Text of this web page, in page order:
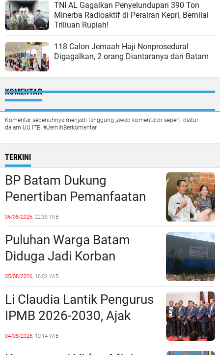
TNI AL Gagalkan Penyelundupan 390 Ton
Minerba Radioaktif di Perairan Kepri, Bernilai
Triliuan Rupiah!
118 Calon Jemaah Haji Nonprosedural
Digagalkan, 2 orang Diantaranya dari Batam
KOMENTAR
Komentar sepenuhnya menjadi tanggung jawab komentator seperti diatur
dalam UU ITE. #JernihBerkomentar
TERKINI
BP Batam Dukung
Penertiban Pemanfaatan
Ruang Laut Sesuai
Ketentuan Peraturan
Perundang-undangan
06/08/2026, 22:30 WIB
Puluhan Warga Batam
Diduga Jadi Korban
Penipuan Kavling Hingga
Miliaran Rupiah, Laporan ke
Polda Kepri Jalan di
Tempat?
05/08/2026, 16:02 WIB
Li Claudia Lantik Pengurus
IPMB 2026-2030, Ajak
Perkuat Kerukunan dan
Sinergi dengan Pemko
04/08/2026, 10:14 WIB